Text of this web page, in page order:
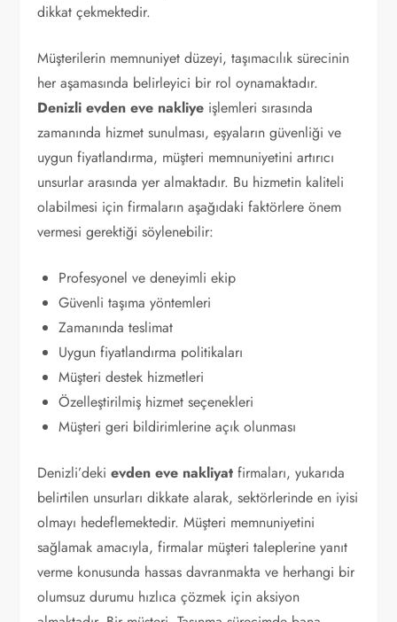
dikkat çekmektedir.
Müşterilerin memnuniyet düzeyi, taşımacılık sürecinin
her aşamasında belirleyici bir rol oynamaktadır.
Denizli evden eve nakliye işlemleri sırasında
zamanında hizmet sunulması, eşyaların güvenliği ve
uygun fiyatlandırma, müşteri memnuniyetini artırıcı
unsurlar arasında yer almaktadır. Bu hizmetin kaliteli
olabilmesi için firmaların aşağıdaki faktörlere önem
vermesi gerektiği söylenebilir:
Profesyonel ve deneyimli ekip
Güvenli taşıma yöntemleri
Zamanında teslimat
Uygun fiyatlandırma politikaları
Müşteri destek hizmetleri
Özelleştirilmiş hizmet seçenekleri
Müşteri geri bildirimlerine açık olunması
Denizli’dekievden eve nakliyat firmaları, yukarıda
belirtilen unsurları dikkate alarak, sektörlerinde en iyisi
olmayı hedeflemektedir. Müşteri memnuniyetini
sağlamak amacıyla, firmalar müşteri taleplerine yanıt
verme konusunda hassas davranmakta ve herhangi bir
olumsuz durumu hızlıca çözmek için aksiyon